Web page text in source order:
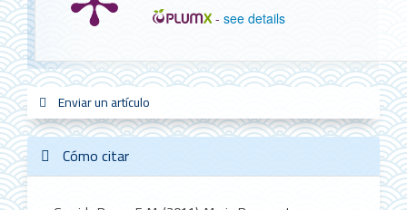
-see details
Detalles
del
artículo un
artículo
Enviar un artículo
Cómo citar
redes